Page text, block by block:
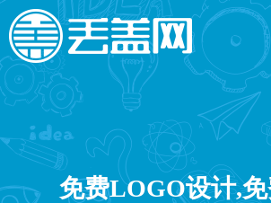
免费LOGO设计,